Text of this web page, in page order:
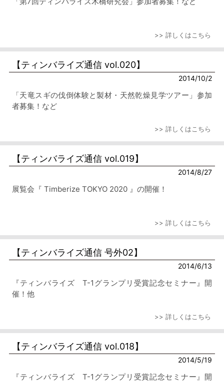
>> 詳しくはこちら
【ティンバライズ通信 vol.020】
2014/10/2
「天竜スギの伐倒体験と製材・天然乾燥見学ツアー」参加
者募集！など
>> 詳しくはこちら
【ティンバライズ通信 vol.019】
2014/8/27
展覧会『 Timberize TOKYO 2020 』の開催！
>> 詳しくはこちら
【ティンバライズ通信 号外02】
2014/6/13
『ティンバライズ T-1グランプリ受賞記念セミナー』開
催！他
>> 詳しくはこちら
【ティンバライズ通信 vol.018】
2014/5/19
『ティンバライズ T-1グランプリ受賞記念セミナー』開